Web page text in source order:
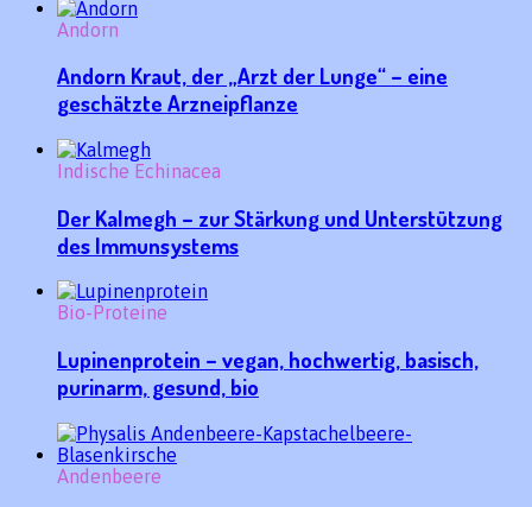
Andorn
Andorn Kraut, der „Arzt der Lunge“ – eine
geschätzte Arzneipflanze
Indische Echinacea
Der Kalmegh – zur Stärkung und Unterstützung
des Immunsystems
Bio-Proteine
Lupinenprotein – vegan, hochwertig, basisch,
purinarm, gesund, bio
Andenbeere